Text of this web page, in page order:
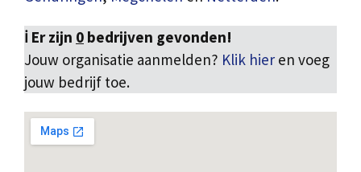
ℹ️ Er zijn 0 bedrijven gevonden!
Jouw organisatie aanmelden? Klik hier en voeg
jouw bedrijf toe.